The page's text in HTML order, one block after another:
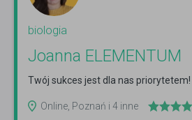
biologia
Joanna ELEMENTUM
Twój sukces jest dla nas priorytetem!
Online, Poznań i 4 inne